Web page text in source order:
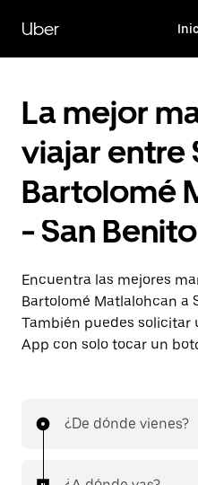
contenido
principal
Uber
La mejor
viajar entre
Bartolomé
- San
Encuentra las mejores
Bartolomé Matlalohcan a
También puedes solicitar
App con solo tocar un
¿De dónde vienes?